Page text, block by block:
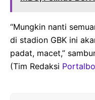
“Mungkin nanti
di stadion GBK ini
padat, macet,”
(Tim Redaksi